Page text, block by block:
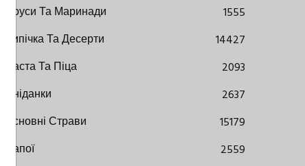
Соуси Та Маринади
1555
Випічка Та Десерти
14427
Паста Та Піца
2093
Сніданки
2637
Основні Страви
15179
Напої
2559